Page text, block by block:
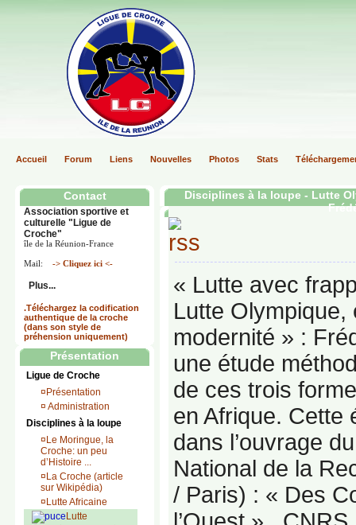
Accueil Forum Liens Nouvelles Photos Stats
Contact
Association sportive et
culturelle "Ligue de
Croche"
île de la Réunion-France
Mail: -> Cliquez ici <-
Plus...
.Téléchargez la codification
authentique de la croche
(dans son style de
préhension uniquement)
Présentation
Ligue de Croche
¤ Présentation
¤ Administration
Disciplines à la loupe
¤ Le Moringue, la
Croche: un peu
d’Histoire ...
¤ La Croche (article
sur Wikipédia)
¤ Lutte Africaine
Lutte
Disciplines à la loupe - Lutte
« Lutte avec
Lutte Olympique,
modernité » :
une étude
de ces trois
en Afrique. Cette
dans l’ouvrage
National de la
/ Paris) : « Des